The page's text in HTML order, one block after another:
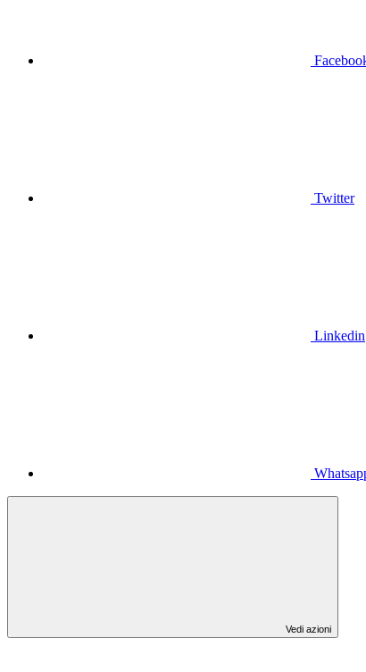
Twitter
Linkedin
Vedi azioni